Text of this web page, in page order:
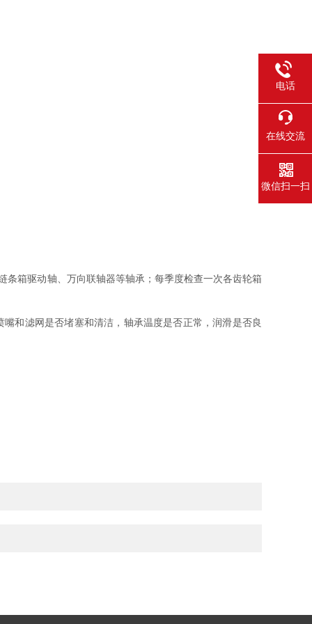
箱驱动轴、万向联轴器等轴承；每季度检查一次各齿轮箱
滤网是否堵塞和清洁，轴承温度是否正常，润滑是否良
电话
在线交流
微信扫一扫